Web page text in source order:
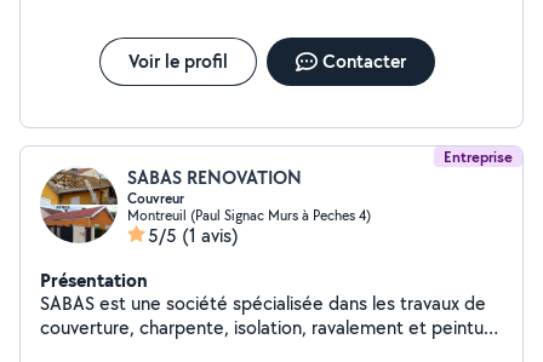
zinguerie, ravalement, isolation ...nous nous occupons
de tout. En neuf comme en rénovation, nos artisans
réalisent l'entretien, le dépannage, et la restauration
Voir le profil Contacter
Entreprise
SABAS RENOVATION
Couvreur
Montreuil (Paul Signac Murs à Peches 4)
5/5 (1 avis)
Présentation
SABAS est une société spécialisée dans les travaux de
couverture, charpente, isolation, ravalement et peinture